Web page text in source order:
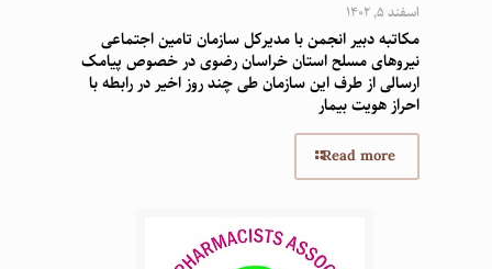
اسفند 5, 1402
مکاتبه دبیر انجمن با مدیرکل سازمان تامین اجتماعی
نیروهای مسلح استان خراسان رضوی در خصوص پیامک
ارسالی از طرف این سازمان طی چند روز اخیر در رابطه با
احراز هویت بیمار
Read more